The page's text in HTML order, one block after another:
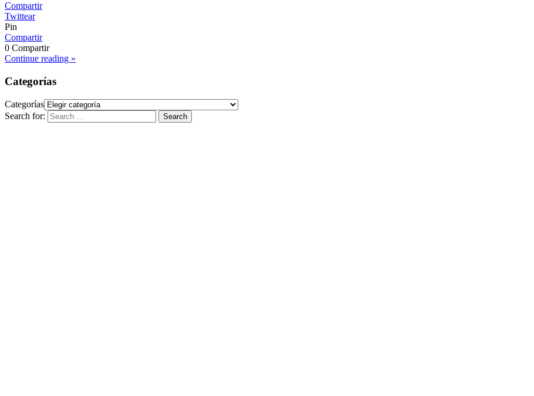
Compartir
Twittear
Pin
Compartir
0 Compartir
Continue reading »
Categorías
Categorías
Search for:
Search